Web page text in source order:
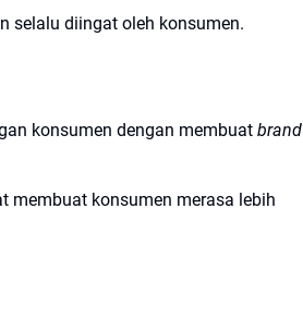
selalu diingat oleh konsumen.
konsumen dengan membuat brand
membuat konsumen merasa lebih